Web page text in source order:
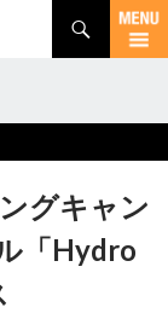
グキャン
「Hydro